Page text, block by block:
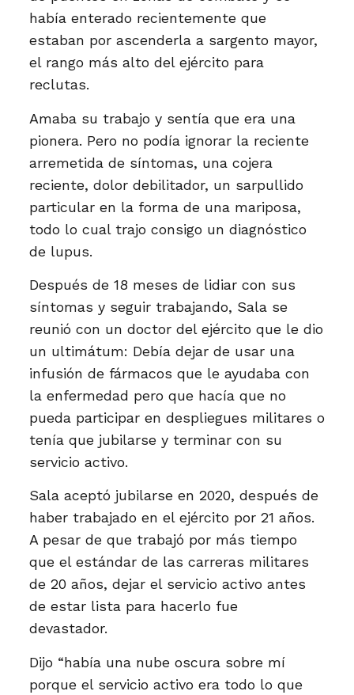
había enterado recientemente que
estaban por ascenderla a sargento mayor,
el rango más alto del ejército para
reclutas.
Amaba su trabajo y sentía que era una
pionera. Pero no podía ignorar la reciente
arremetida de síntomas, una cojera
reciente, dolor debilitador, un sarpullido
particular en la forma de una mariposa,
todo lo cual trajo consigo un diagnóstico
de lupus.
Después de 18 meses de lidiar con sus
síntomas y seguir trabajando, Sala se
reunió con un doctor del ejército que le dio
un ultimátum: Debía dejar de usar una
infusión de fármacos que le ayudaba con
la enfermedad pero que hacía que no
pueda participar en despliegues militares o
tenía que jubilarse y terminar con su
servicio activo.
Sala aceptó jubilarse en 2020, después de
haber trabajado en el ejército por 21 años.
A pesar de que trabajó por más tiempo
que el estándar de las carreras militares
de 20 años, dejar el servicio activo antes
de estar lista para hacerlo fue
devastador.
Dijo “había una nube oscura sobre mí
porque el servicio activo era todo lo que